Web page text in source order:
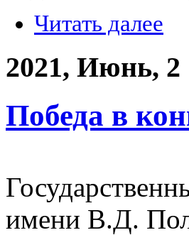
Читать далее
2021, Июнь, 2
Победа в
имени В.Д.